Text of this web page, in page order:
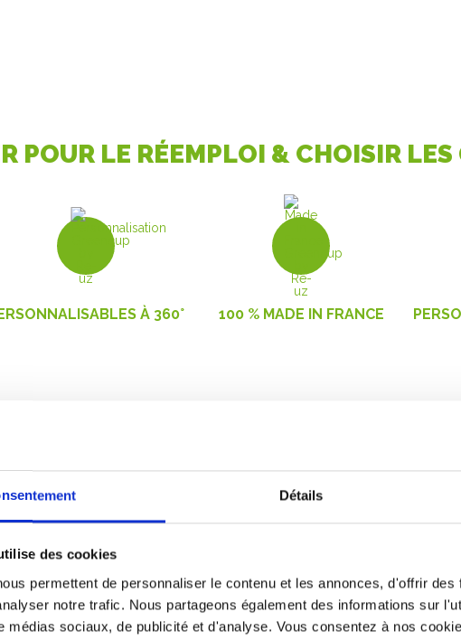
Détails
des cookies
permettent de personnaliser le contenu et les annonces, d'offrir
notre trafic. Nous partageons également des informations sur
médias sociaux, de publicité et d'analyse. Vous consentez à nos
POUR LE RÉEMPLOI & CHOISIR LES
À 360°
GOBELETS
100 % MADE IN FRANCE
à acheter vos
propose la location de gobelets
la première mise en place degobelets
Greencup
réutilisables !